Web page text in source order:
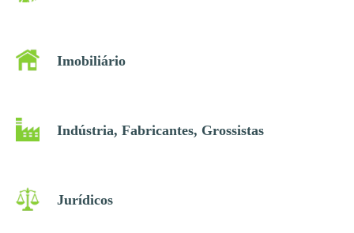
Imobiliário
Indústria, Fabricantes, Grossistas
Jurídicos